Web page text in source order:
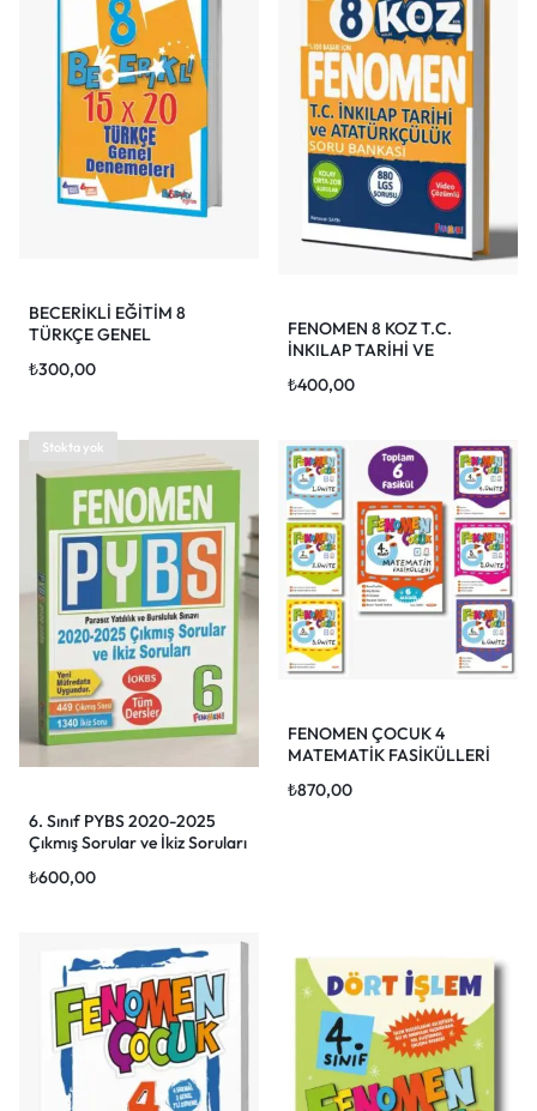
BECERİKLİ EĞİTİM 8
TÜRKÇE GENEL
₺300,00
FENOMEN 8 KOZ T.C.
İNKILAP TARİHİ VE
BANKASI
₺400,00
Stokta yok
6. Sınıf PYBS 2020-2025
Çıkmış Sorular ve İkiz Soruları
₺600,00
FENOMEN ÇOCUK 4
MATEMATİK FASİKÜLLERİ
₺870,00